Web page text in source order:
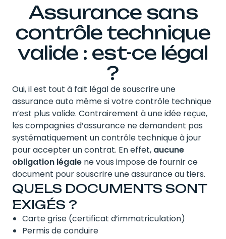
Assurance sans
contrôle technique
valide : est-ce légal
?
Oui, il est tout à fait légal de souscrire une
assurance auto même si votre contrôle technique
n’est plus valide. Contrairement à une idée reçue,
les compagnies d’assurance ne demandent pas
systématiquement un contrôle technique à jour
pour accepter un contrat. En effet, aucune
obligation légale ne vous impose de fournir ce
document pour souscrire une assurance au tiers.
QUELS DOCUMENTS SONT
EXIGÉS ?
Carte grise (certificat d’immatriculation)
Permis de conduire